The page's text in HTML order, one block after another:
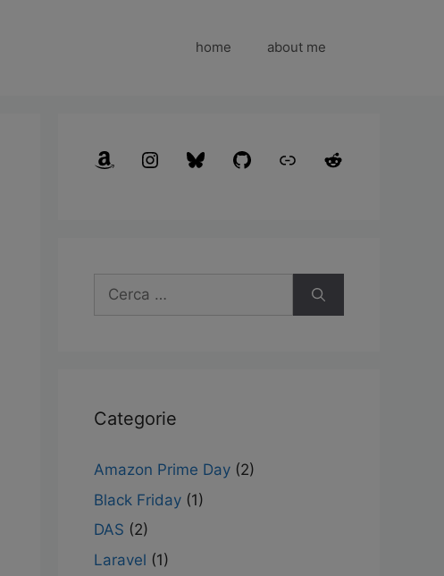
home about me
Categorie
Amazon Prime Day (2)
Black Friday (1)
DAS (2)
Laravel (1)